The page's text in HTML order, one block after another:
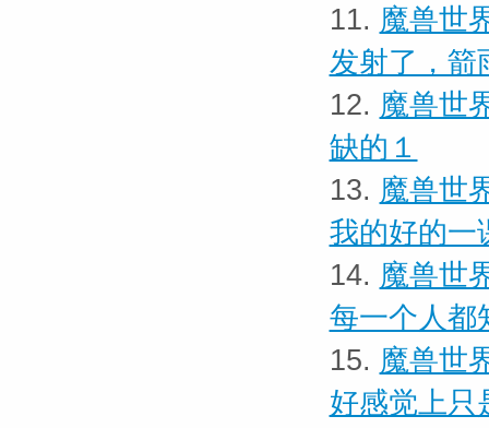
11. 魔兽世
发射了，箭
12. 魔兽世
缺的１
13. 魔兽世
我的好的一
14. 魔兽世
每一个人都
15. 魔兽世
好感觉上只